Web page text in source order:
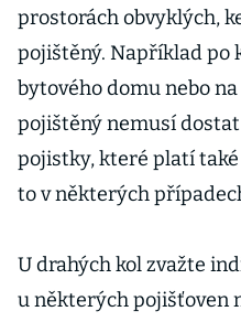
prostorách obvyklých,
pojištěný. Například po
bytového domu nebo
pojištěný nemusí dostat
pojistky, které platí
to v některých
U drahých kol zvažte
u některých pojišťoven